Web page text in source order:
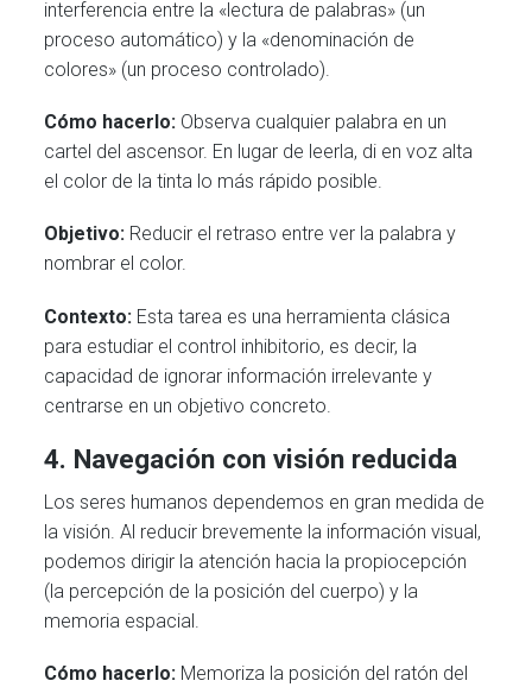
interferencia entre la «lectura de palabras» (un
proceso automático) y la «denominación de
colores» (un proceso controlado).
Cómo hacerlo: Observa cualquier palabra en un
cartel del ascensor. En lugar de leerla, di en voz alta
el color de la tinta lo más rápido posible.
Objetivo: Reducir el retraso entre ver la palabra y
nombrar el color.
Contexto: Esta tarea es una herramienta clásica
para estudiar el control inhibitorio, es decir, la
capacidad de ignorar información irrelevante y
centrarse en un objetivo concreto.
4. Navegación con visión reducida
Los seres humanos dependemos en gran medida de
la visión. Al reducir brevemente la información visual,
podemos dirigir la atención hacia la propiocepción
(la percepción de la posición del cuerpo) y la
memoria espacial.
Cómo hacerlo: Memoriza la posición del ratón del